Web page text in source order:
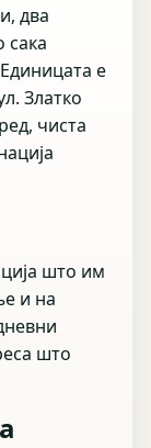
два
сака
е
Златко
чиста
што им
и на
што